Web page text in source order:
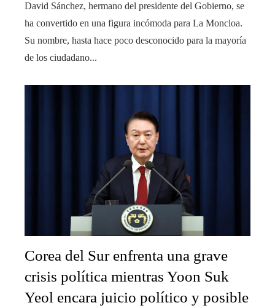
David Sánchez, hermano del presidente del Gobierno, se
ha convertido en una figura incómoda para La Moncloa.
Su nombre, hasta hace poco desconocido para la mayoría
de los ciudadano...
Corea del Sur enfrenta una grave
crisis política mientras Yoon Suk
Yeol encara juicio político y posible